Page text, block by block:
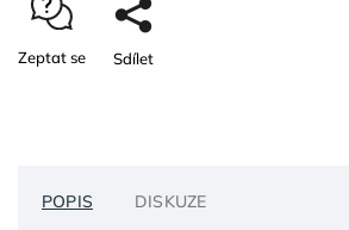
Zeptat se Sdílet
POPIS DISKUZE